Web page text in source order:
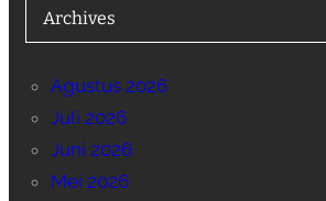
Archives
Agustus 2026
Juli 2026
Juni 2026
Mei 2026